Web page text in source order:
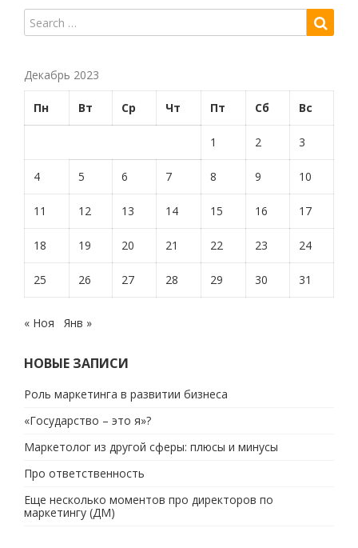
Декабрь 2023
Пн Вт Ср Чт Пт Сб Вс
1 2 3
4 5 6 7 8 9 10
11 12 13 14 15 16 17
18 19 20 21 22 23 24
25 26 27 28 29 30 31
« Ноя Янв »
НОВЫЕ ЗАПИСИ
Роль маркетинга в развитии бизнеса
«Государство – это я»?
Маркетолог из другой сферы: плюсы и минусы
Про ответственность
Еще несколько моментов про директоров по
маркетингу (ДМ)